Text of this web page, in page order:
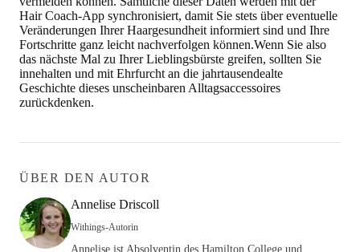
Hair Coach-App synchronisiert, damit Sie stets über eventuelle
Veränderungen Ihrer Haargesundheit informiert sind und Ihre
Fortschritte ganz leicht nachverfolgen können.Wenn Sie also
das nächste Mal zu Ihrer Lieblingsbürste greifen, sollten Sie
innehalten und mit Ehrfurcht an die jahrtausendealte
Geschichte dieses unscheinbaren Alltagsaccessoires
zurückdenken.
ÜBER DEN AUTOR
Annelise Driscoll
Withings-Autorin
Annelise ist Absolventin des Hamilton College und